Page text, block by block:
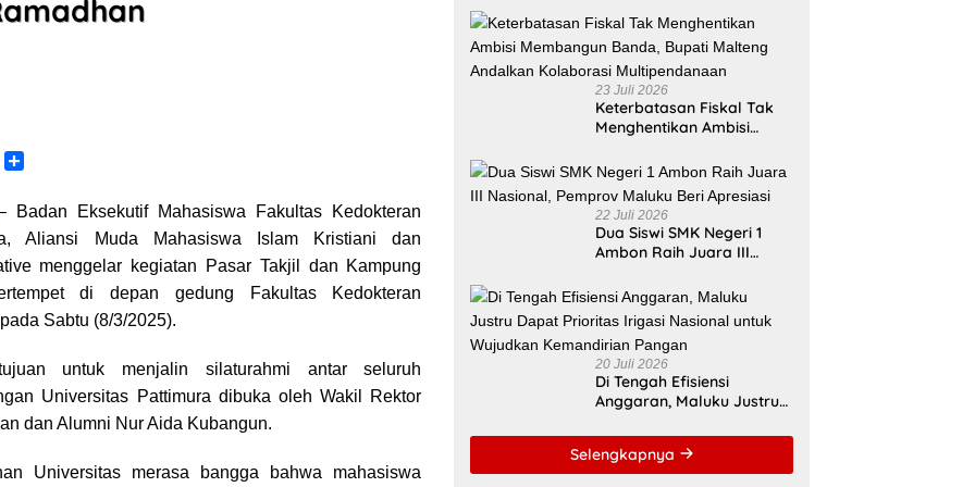
r
e
Badan Eksekutif Mahasiswa Fakultas Kedokteran
Aliansi Muda Mahasiswa Islam Kristiani dan
menggelar kegiatan Pasar Takjil dan Kampung
di depan gedung Fakultas Kedokteran
Sabtu (8/3/2025).
untuk menjalin silaturahmi antar seluruh
Universitas Pattimura dibuka oleh Wakil Rektor
dan Alumni Nur Aida Kubangun.
Universitas merasa bangga bahwa mahasiswa
Kemendikdasmen Tepat
Sasaran
23 Juli 2026
Keterbatasan Fiskal Tak
Menghentikan Ambisi
Bupati Malteng Andalkan
Kolaborasi
Multipendanaan
22 Juli 2026
Dua Siswi SMK Negeri 1
Ambon Raih Juara III
Beri Apresiasi
20 Juli 2026
Di Tengah Efisiensi
Anggaran, Maluku Justru
Nasional untuk Wujudkan
Kemandirian Pangan
Selengkapnya